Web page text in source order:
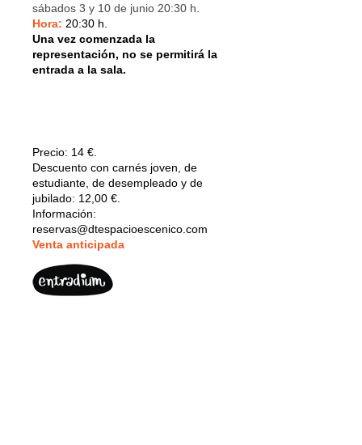
sábados 3 y 10 de junio 20:30 h.
Hora: 20:30 h.
Una vez comenzada la
representación, no se permitirá la
entrada a la sala.
Precio: 14 €.
Descuento con carnés joven, de
estudiante, de desempleado y de
jubilado: 12,00 €.
Información:
reservas@dtespacioescenico.com
Venta anticipada